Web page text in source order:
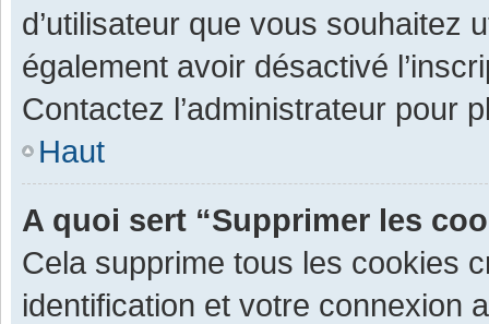
d’utilisateur que vous souhaitez
également avoir désactivé
Contactez l’administrateur pour
Haut
A quoi sert “Supprimer les
Cela supprime tous les cookies
identification et votre connexion